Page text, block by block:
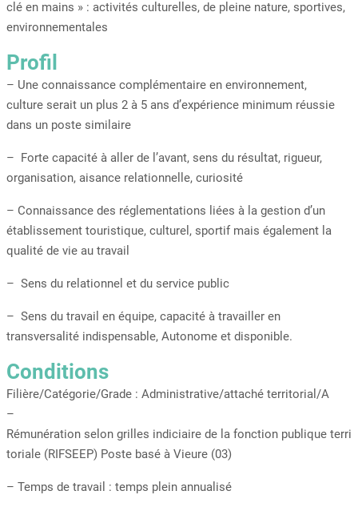
clé en mains » : activités culturelles, de pleine nature, sportives,
environnementales
Profil
– Une connaissance complémentaire en environnement,
culture serait un plus 2 à 5 ans d’expérience minimum réussie
dans un poste similaire
– Forte capacité à aller de l’avant, sens du résultat, rigueur,
organisation, aisance relationnelle, curiosité
– Connaissance des réglementations liées à la gestion d’un
établissement touristique, culturel, sportif mais également la
qualité de vie au travail
– Sens du relationnel et du service public
– Sens du travail en équipe, capacité à travailler en
transversalité indispensable, Autonome et disponible.
Conditions
Filière/Catégorie/Grade : Administrative/attaché territorial/A
–
Rémunération selon grilles indiciaire de la fonction publique terri
toriale (RIFSEEP) Poste basé à Vieure (03)
– Temps de travail : temps plein annualisé